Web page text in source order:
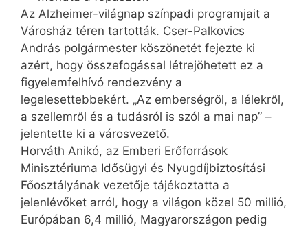
Az Alzheimer-világnap szín­padi programjait a
Városház téren tartották. Cser-Palkovics
András polgármester köszönetét fejezte ki
azért, hogy összefogással létrejöhetett ez a
figyelemfelhívó rendezvény a
legelesettebbekért. „Az emberségről, a lélekről,
a szellemről és a tudásról is szól a mai nap” –
jelentette ki a városvezető.
Horváth Anikó, az Emberi Erőforrások
Minisztériuma Idősügyi és Nyugdíjbiztosítási
Főosztályának vezetője tájékoztatta a
jelenlévőket arról, hogy a világon közel 50 millió,
Európában 6,4 millió, Magyarországon pedig